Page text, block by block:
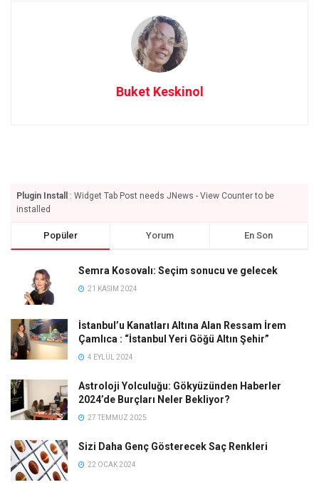
Buket Keskinol
Plugin Install
: Widget Tab Post needs JNews - View Counter to be
installed
Popüler Yorum En Son
Semra Kosovalı: Seçim sonucu ve gelecek
21 KASIM 2024
İstanbul’u Kanatları Altına Alan Ressam İrem
Çamlıca : “İstanbul Yeri Göğü Altın Şehir”
4 EYLÜL 2024
Astroloji Yolculuğu: Gökyüzünden Haberler
2024’de Burçları Neler Bekliyor?
27 TEMMUZ 2025
Sizi Daha Genç Gösterecek Saç Renkleri
22 OCAK 2024